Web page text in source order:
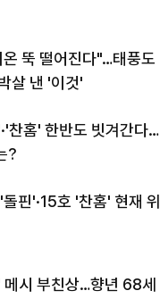
뚝 떨어진다"…태풍도
살 낸 '이것'
찬홈' 한반도 빗겨간다…
?
핀'·15호 '찬홈' 현재 위
메시 부친상…향년 68세